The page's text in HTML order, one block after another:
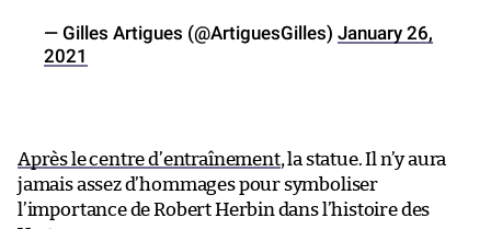
— Gilles Artigues (@ArtiguesGilles) January 26,
2021
Après le centre d’entraînement, la statue. Il n’y aura
jamais assez d’hommages pour symboliser
l’importance de Robert Herbin dans l’histoire des